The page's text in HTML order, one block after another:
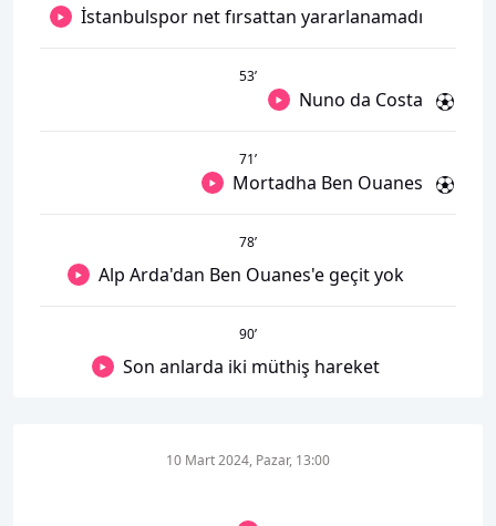
İstanbulspor net fırsattan yararlanamadı
53’
Nuno da Costa
71’
Mortadha Ben Ouanes
78’
Alp Arda'dan Ben Ouanes'e geçit yok
90’
Son anlarda iki müthiş hareket
10 Mart 2024, Pazar, 13:00